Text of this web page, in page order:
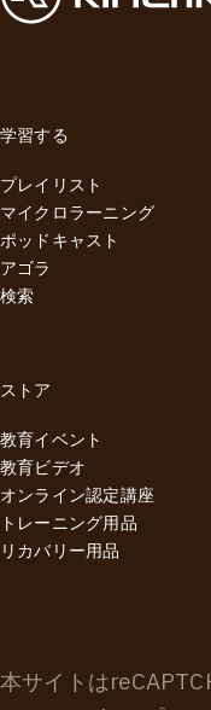
学習する
プレイリスト
マイクロラーニング
ポッドキャスト
アゴラ
検索
ストア
教育イベント
教育ビデオ
オンライン認定講座
トレーニング用品
リカバリー用品
本サイトは